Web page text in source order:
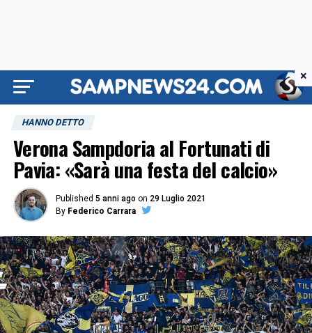
HANNO DETTO
Verona Sampdoria al Fortunati di
Pavia: «Sarà una festa del calcio»
Published 5 anni ago on 29 Luglio 2021
By Federico Carrara
×